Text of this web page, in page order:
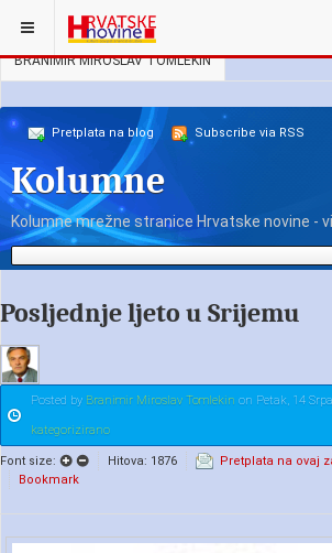
NALAZITE SE OVDJE:
BRANIMIR MIROSLAV TOMLEKIN
Pretplata na blog Subscribe via RSS
Kolumne
Kolumne mrežne stranice Hrvatske novine -
Posljednje ljeto u Srijemu
Posted by Branimir Miroslav Tomlekin on Petak, 14
kategorizirano
Font size: Hitova: 1876 Pretplata na ovaj
Bookmark